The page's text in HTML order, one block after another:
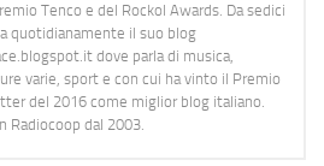
Tenco e del Rockol Awards. Da sedici
quotidianamente il suo blog
dove parla di musica,
varie, sport e con cui ha vinto il Premio
del 2016 come miglior blog italiano.
Radiocoop dal 2003.